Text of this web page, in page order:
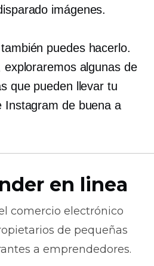
imágenes.
puedes hacerlo.
exploraremos algunas de
que pueden llevar tu
Instagram de buena a
en linea
comercio electrónico
de pequeñas
a emprendedores.